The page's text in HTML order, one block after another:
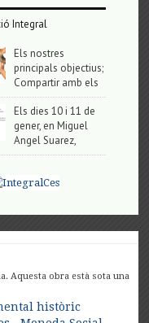
Integral
Els nostres
principals objectius;
Compartir amb els
Els dies 10 i 11 de
gener, en Miguel
Angel Suarez,
Aquesta obra està sota una
històric